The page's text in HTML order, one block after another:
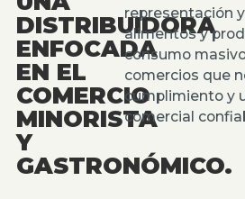
DISTRIBUIDORA
ENFOCADA
EN EL
COMERCIO
MINORISTA
Y
GASTRONÓMICO.
representación
alimentos y
consumo
comercios que
cumplimiento y
comercial